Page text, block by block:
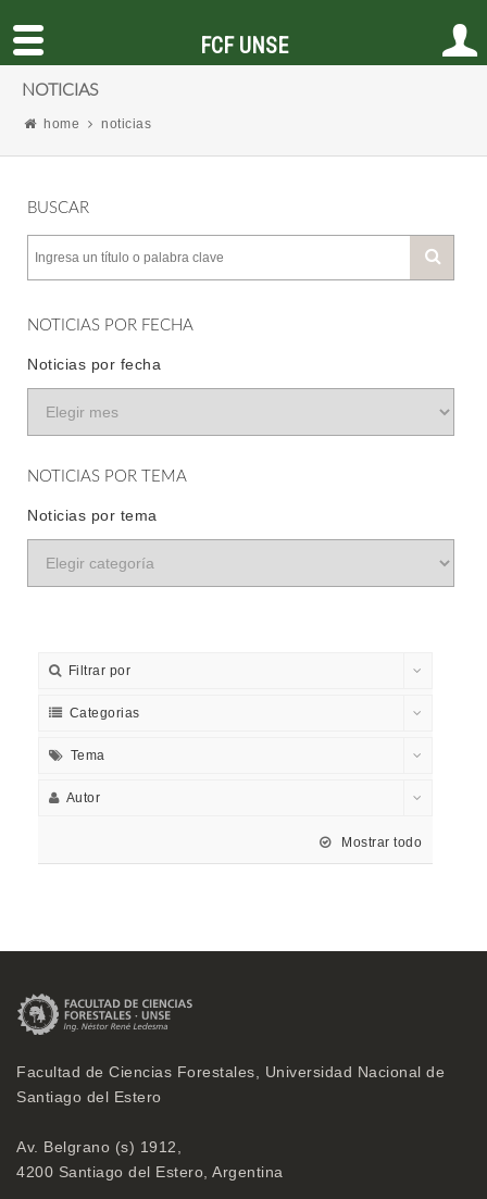
NOTICIAS
home noticias
BUSCAR
NOTICIAS POR FECHA
Noticias por fecha
NOTICIAS POR TEMA
Noticias por tema
Filtrar por
Categorias
Tema
Autor
Mostrar todo
Facultad de Ciencias Forestales, Universidad Nacional de
Santiago del Estero
Av. Belgrano (s) 1912,
4200 Santiago del Estero, Argentina
FCF UNSE